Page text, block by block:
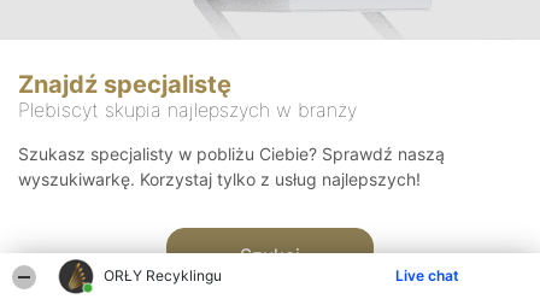
ORŁY Recyklingu Live chat
Znajdź specjalistę
Plebiscyt skupia najlepszych w branży
Szukasz specjalisty w pobliżu Ciebie? Sprawdź naszą
wyszukiwarkę. Korzystaj tylko z usług najlepszych!
Szukaj